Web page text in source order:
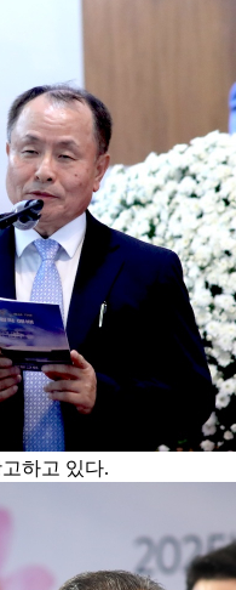
하고 있다.